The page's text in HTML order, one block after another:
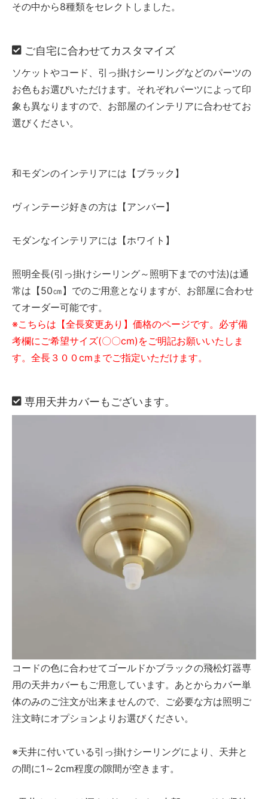
その中から8種類をセレクトしました。
ご自宅に合わせてカスタマイズ
ソケットやコード、引っ掛けシーリングなどのパーツの
お色もお選びいただけます。それぞれパーツによって印
象も異なりますので、お部屋のインテリアに合わせてお
選びください。
和モダンのインテリアには【ブラック】
ヴィンテージ好きの方は【アンバー】
モダンなインテリアには【ホワイト】
照明全長(引っ掛けシーリング～照明下までの寸法)は通
常は【50㎝】でのご用意となりますが、お部屋に合わせ
てオーダー可能です。
※こちらは【全長変更あり】価格のページです。必ず備
考欄にご希望サイズ(〇〇cm)をご明記お願いいたしま
す。全長３００cmまでご指定いただけます。
専用天井カバーもございます。
コードの色に合わせてゴールドかブラックの飛松灯器専
用の天井カバーもご用意しています。あとからカバー単
体のみのご注文が出来ませんので、ご必要な方は照明ご
注文時にオプションよりお選びください。
※天井に付いている引っ掛けシーリングにより、天井と
の間に1～2cm程度の隙間が空きます。